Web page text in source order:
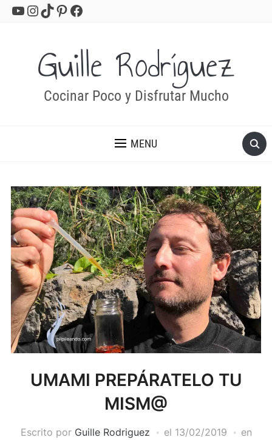
YouTube
Instagram
TikTok
Pinterest
Facebook
Guille Rodríguez
Cocinar Poco y Disfrutar Mucho
MENU
UMAMI PREPÁRATELO TU
MISM@
Escrito por Guille Rodriguez el 13/02/2019
en